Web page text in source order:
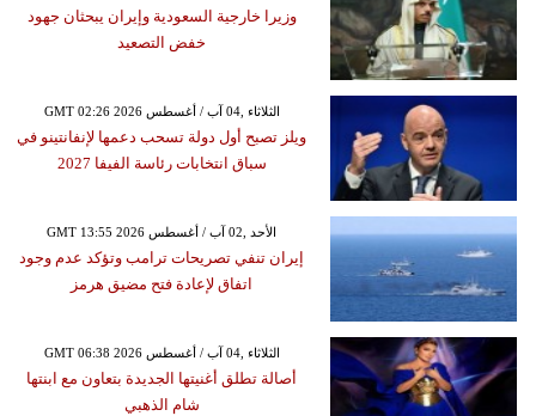
وزيرا خارجية السعودية وإيران يبحثان جهود
خفض التصعيد
GMT 02:26 2026 الثلاثاء ,04 آب / أغسطس
ويلز تصبح أول دولة تسحب دعمها لإنفانتينو في
سباق انتخابات رئاسة الفيفا 2027
GMT 13:55 2026 الأحد ,02 آب / أغسطس
إيران تنفي تصريحات ترامب وتؤكد عدم وجود
اتفاق لإعادة فتح مضيق هرمز
GMT 06:38 2026 الثلاثاء ,04 آب / أغسطس
أصالة تطلق أغنيتها الجديدة بتعاون مع ابنتها
شام الذهبي